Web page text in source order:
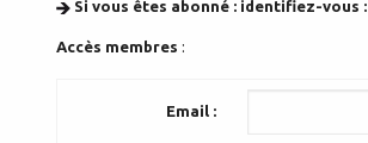
Si vous êtes abonné : identifiez-vous :
Accès membres :
Email :